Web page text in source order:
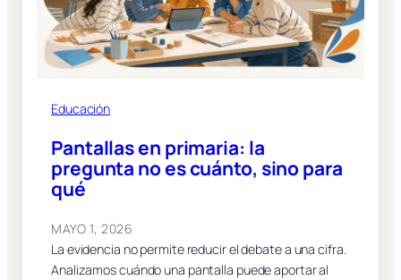
Educación
Pantallas en primaria: la
pregunta no es cuánto, sino para
qué
MAYO 1, 2026
La evidencia no permite reducir el debate a una cifra.
Analizamos cuándo una pantalla puede aportar al